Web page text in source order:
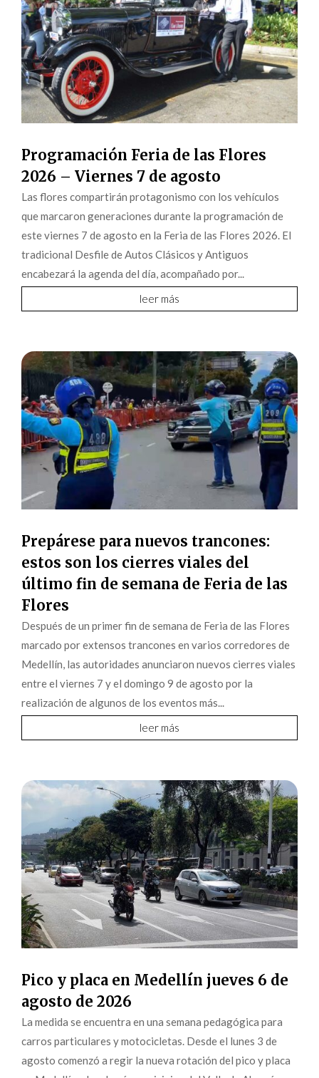
Programación Feria de las Flores
2026 – Viernes 7 de agosto
Las flores compartirán protagonismo con los vehículos
que marcaron generaciones durante la programación de
este viernes 7 de agosto en la Feria de las Flores 2026. El
tradicional Desfile de Autos Clásicos y Antiguos
encabezará la agenda del día, acompañado por...
leer más
Prepárese para nuevos trancones:
estos son los cierres viales del
último fin de semana de Feria de las
Flores
Después de un primer fin de semana de Feria de las Flores
marcado por extensos trancones en varios corredores de
Medellín, las autoridades anunciaron nuevos cierres viales
entre el viernes 7 y el domingo 9 de agosto por la
realización de algunos de los eventos más...
leer más
Pico y placa en Medellín jueves 6 de
agosto de 2026
La medida se encuentra en una semana pedagógica para
carros particulares y motocicletas. Desde el lunes 3 de
agosto comenzó a regir la nueva rotación del pico y placa